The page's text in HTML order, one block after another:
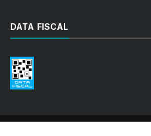
DATA FISCAL